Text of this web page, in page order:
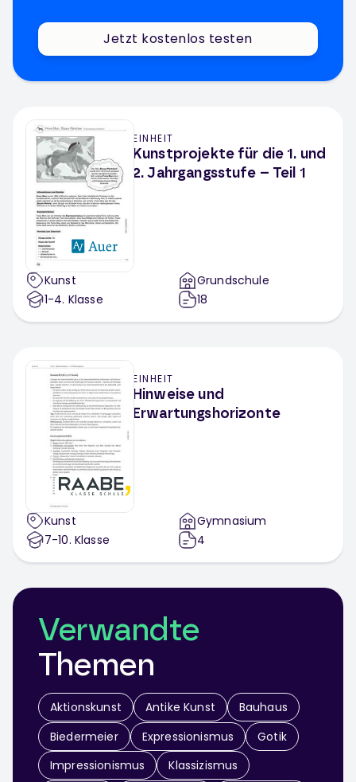
Jetzt kostenlos testen
EINHEIT
Kunstprojekte für die 1. und
2. Jahrgangsstufe – Teil 1
Kunst
1-4. Klasse
Grundschule
18
EINHEIT
Hinweise und
Erwartungshorizonte
Kunst
7-10. Klasse
Gymnasium
4
Verwandte
Themen
Aktionskunst Antike Kunst
Bauhaus
Biedermeier
Expressionismus
Gotik
Impressionismus
Klassizismus